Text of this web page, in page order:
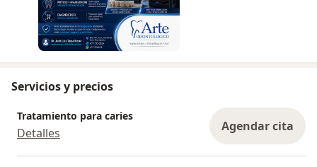
Servicios y precios
Tratamiento para caries
Detalles Agendar cita